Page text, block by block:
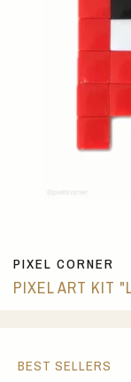
PIXEL CORNER
PIXEL ART KIT
BEST SELLERS